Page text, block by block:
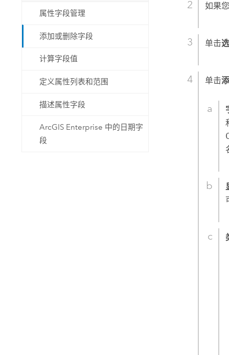
属性字段管理
添加或删除字段
计算字段值
定义属性列表和范围
描述属性字段
ArcGIS Enterprise 中的日期字
段
如果
单击
单击